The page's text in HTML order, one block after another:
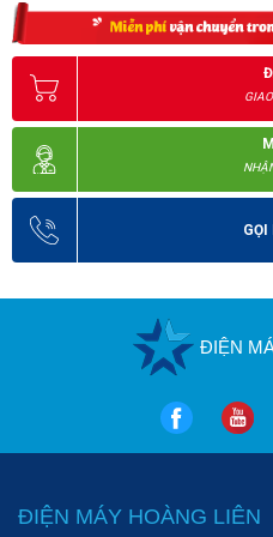
Những ưu điểm nổi
Cổng xoay 3 càng bán
sử dụng máy theo khuôn
bộ phận được thêm vào
định.
chỉnh của người điều khiến.
GỌI
ĐIỆN
ĐIỆN MÁY HOÀNG LIÊN